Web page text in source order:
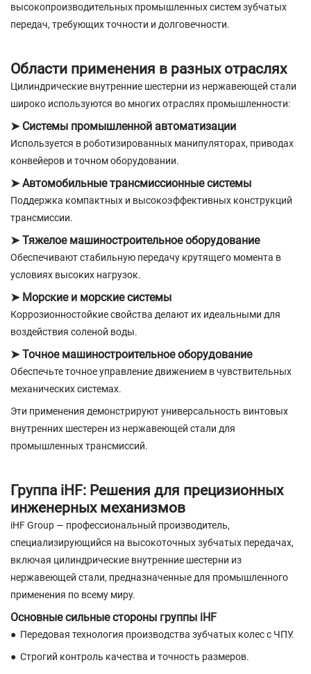
высокопроизводительных промышленных систем зубчатых
передач, требующих точности и долговечности.
Области применения в разных отраслях
Цилиндрические внутренние шестерни из нержавеющей стали
широко используются во многих отраслях промышленности:
➤ Системы промышленной автоматизации
Используется в роботизированных манипуляторах, приводах
конвейеров и точном оборудовании.
➤ Автомобильные трансмиссионные системы
Поддержка компактных и высокоэффективных конструкций
трансмиссии.
➤ Тяжелое машиностроительное оборудование
Обеспечивают стабильную передачу крутящего момента в
условиях высоких нагрузок.
➤ Морские и морские системы
Коррозионностойкие свойства делают их идеальными для
воздействия соленой воды.
➤ Точное машиностроительное оборудование
Обеспечьте точное управление движением в чувствительных
механических системах.
Эти применения демонстрируют универсальность винтовых
внутренних шестерен из нержавеющей стали для
промышленных трансмиссий.
Группа iHF: Решения для прецизионных
инженерных механизмов
iHF Group — профессиональный производитель,
специализирующийся на высокоточных зубчатых передачах,
включая цилиндрические внутренние шестерни из
нержавеющей стали, предназначенные для промышленного
применения по всему миру.
Основные сильные стороны группы iHF
● Передовая технология производства зубчатых колес с ЧПУ.
● Строгий контроль качества и точность размеров.